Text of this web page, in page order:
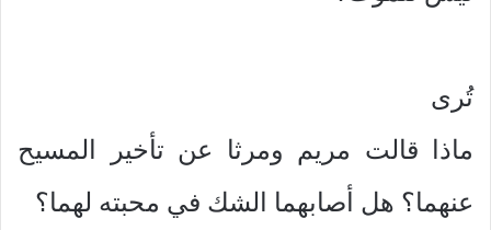
تُرى
ماذا قالت مريم ومرثا عن تأخير المسيح
عنهما؟ هل أصابهما الشك في محبته لهما؟